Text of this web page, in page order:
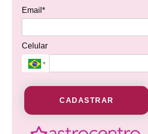
Email*
Celular
CADASTRAR